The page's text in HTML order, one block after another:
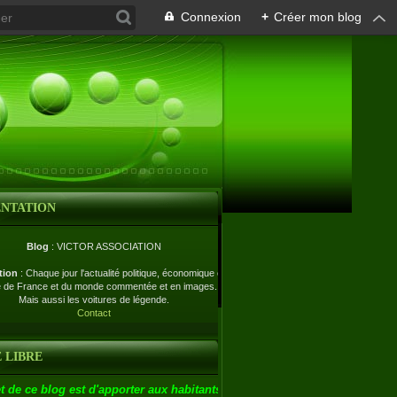
Connexion + Créer mon blog
Blog : VICTOR ASSOCIATION
: Chaque jour l'actualité politique, économique et
de France et du monde commentée et en images.
Mais aussi les voitures de légende.
Contact
LIBRE
de ce blog est d'apporter aux habitants